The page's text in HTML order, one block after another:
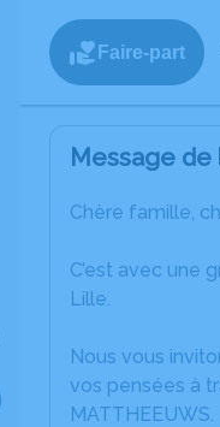
Faire-part
Message de
Chère famille,
C’est avec une
Lille.
Nous vous
vos pensées à
MATTHEEUWS.